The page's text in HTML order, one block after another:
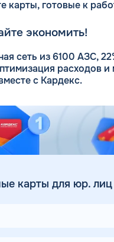
карты, готовые к
экономить!
сеть из 6100 АЗС,
расходов и
с Кардекс.
карты для юр.